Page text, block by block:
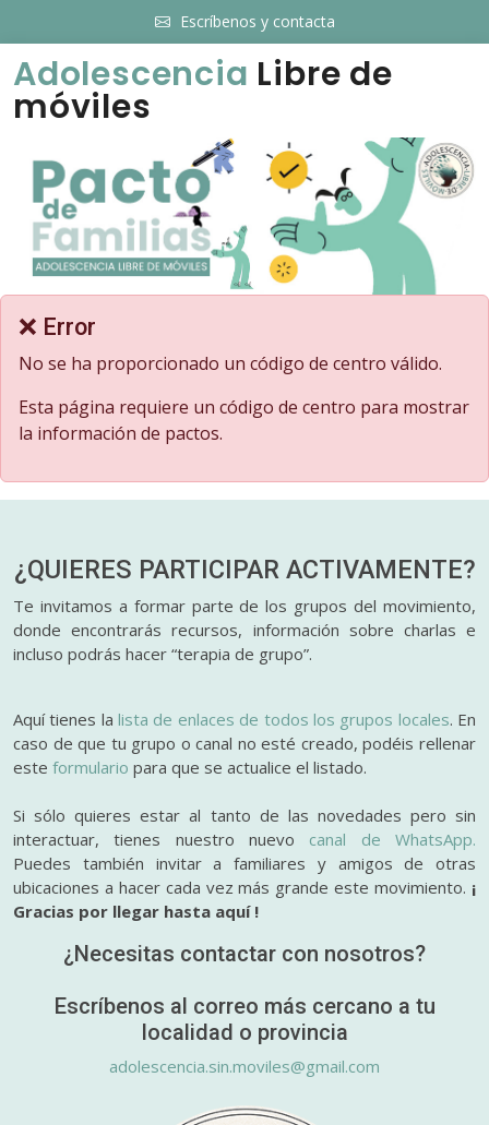
Escríbenos y contacta
Adolescencia Libre de
móviles
❌ Error
No se ha proporcionado un código de centro válido.
Esta página requiere un código de centro para mostrar
la información de pactos.
¿QUIERES PARTICIPAR ACTIVAMENTE?
Te invitamos a formar parte de los grupos del movimiento,
donde encontrarás recursos, información sobre charlas e
incluso podrás hacer “terapia de grupo”.
Aquí tienes lalista de enlaces de todos los grupos locales. En
caso de que tu grupo o canal no esté creado, podéis rellenar
este formulario para que se actualice el listado.
Si sólo quieres estar al tanto de las novedades pero sin
interactuar, tienes nuestro nuevo canal de WhatsApp.
Puedes también invitar a familiares y amigos de otras
ubicaciones a hacer cada vez más grande este movimiento. ¡
Gracias por llegar hasta aquí !
¿Necesitas contactar con nosotros?
Escríbenos al correo más cercano a tu
localidad o provincia
adolescencia.sin.moviles@gmail.com